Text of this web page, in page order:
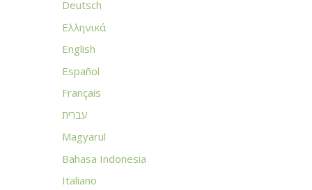
Deutsch
Ελληνικά
English
Español
Français
עברית
Magyarul
Bahasa Indonesia
Italiano